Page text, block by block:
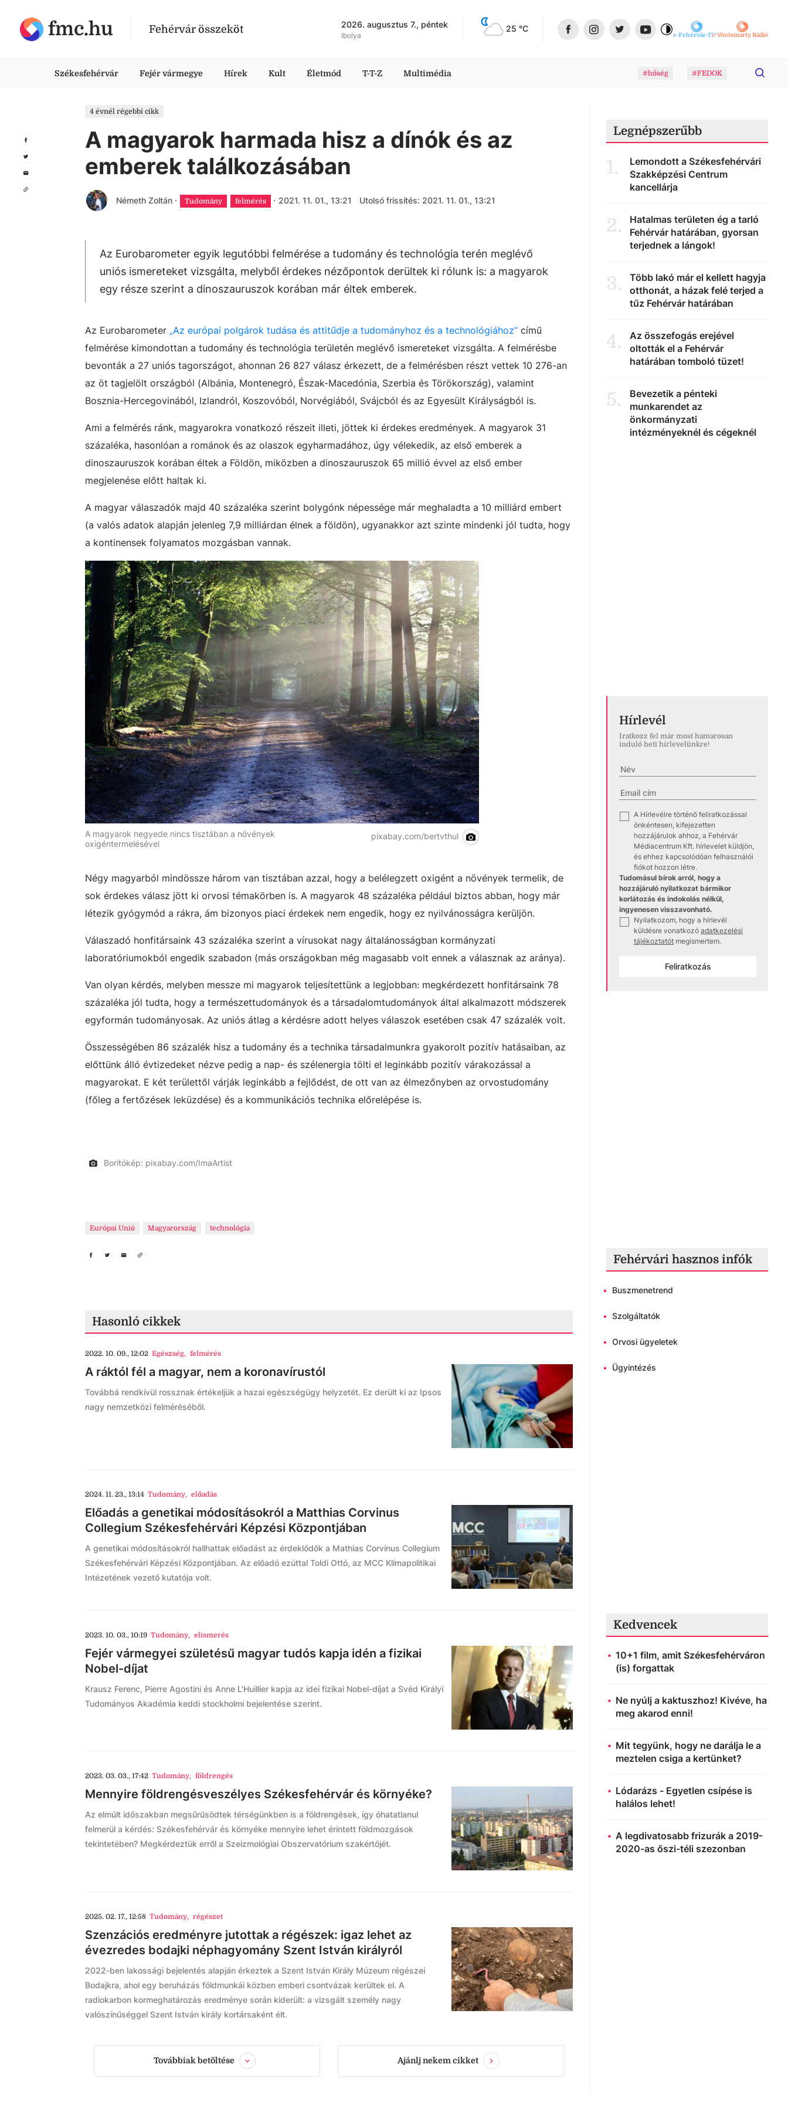
fmc.hu Fehérvár összeköt 2026. augusztus 7., péntek
Ibolya
25 °C
Fehérvár-TVVörösmarty Rádió
Székesfehérvár Fejér vármegye Hírek Kult Életmód T-T-Z Multimédia #hőség #FEDOK
4 évnél régebbi cikk
A magyarok harmada hisz a dínók és az
emberek találkozásában
Németh Zoltán · Tudomány felmérés · 2021. 11. 01., 13:21 Utolsó frissítés: 2021. 11. 01., 13:21
Az Eurobarometer egyik legutóbbi felmérése a tudomány és technológia terén meglévő
uniós ismereteket vizsgálta, melyből érdekes nézőpontok derültek ki rólunk is: a magyarok
egy része szerint a dinoszauruszok korában már éltek emberek.
Az Eurobarometer „Az európai polgárok tudása és attitűdje a tudományhoz és a technológiához” című
felmérése kimondottan a tudomány és technológia területén meglévő ismereteket vizsgálta. A felmérésbe
bevonták a 27 uniós tagországot, ahonnan 26 827 válasz érkezett, de a felmérésben részt vettek 10 276-an
az öt tagjelölt országból (Albánia, Montenegró, Észak-Macedónia, Szerbia és Törökország), valamint
Bosznia-Hercegovinából, Izlandról, Koszovóból, Norvégiából, Svájcból és az Egyesült Királyságból is.
Ami a felmérés ránk, magyarokra vonatkozó részeit illeti, jöttek ki érdekes eredmények. A magyarok 31
százaléka, hasonlóan a románok és az olaszok egyharmadához, úgy vélekedik, az első emberek a
dinoszauruszok korában éltek a Földön, miközben a dinoszauruszok 65 millió évvel az első ember
megjelenése előtt haltak ki.
A magyar válaszadók majd 40 százaléka szerint bolygónk népessége már meghaladta a 10 milliárd embert
(a valós adatok alapján jelenleg 7,9 milliárdan élnek a földön), ugyanakkor azt szinte mindenki jól tudta, hogy
a kontinensek folyamatos mozgásban vannak.
A magyarok negyede nincs tisztában a növények
oxigéntermelésével
pixabay.com/bertvthul
Négy magyarból mindössze három van tisztában azzal, hogy a belélegzett oxigént a növények termelik, de
sok érdekes válasz jött ki orvosi témakörben is. A magyarok 48 százaléka például biztos abban, hogy már
létezik gyógymód a rákra, ám bizonyos piaci érdekek nem engedik, hogy ez nyilvánosságra kerüljön.
Válaszadó honfitársaink 43 százaléka szerint a vírusokat nagy általánosságban kormányzati
laboratóriumokból engedik szabadon (más országokban még magasabb volt ennek a válasznak az aránya).
Van olyan kérdés, melyben messze mi magyarok teljesítettünk a legjobban: megkérdezett honfitársaink 78
százaléka jól tudta, hogy a természettudományok és a társadalomtudományok által alkalmazott módszerek
egyformán tudományosak. Az uniós átlag a kérdésre adott helyes válaszok esetében csak 47 százalék volt.
Összességében 86 százalék hisz a tudomány és a technika társadalmunkra gyakorolt pozitív hatásaiban, az
előttünk álló évtizedeket nézve pedig a nap- és szélenergia tölti el leginkább pozitív várakozással a
magyarokat. E két területtől várják leginkább a fejlődést, de ott van az élmezőnyben az orvostudomány
(főleg a fertőzések leküzdése) és a kommunikációs technika előrelépése is.
Borítókép: pixabay.com/ImaArtist
Európai Unió Magyarország technológia
Hasonló cikkek
2022. 10. 09., 12:02 Egészség, felmérés
A ráktól fél a magyar, nem a koronavírustól
Továbbá rendkívül rossznak értékeljük a hazai egészségügy helyzetét. Ez derült ki az Ipsos
nagy nemzetközi felméréséből.
2024. 11. 23., 13:14 Tudomány, előadás
Előadás a genetikai módosításokról a Matthias Corvinus
Collegium Székesfehérvári Képzési Központjában
A genetikai módosításokról hallhattak előadást az érdeklődők a Mathias Corvinus Collegium
Székesfehérvári Képzési Központjában. Az előadó ezúttal Toldi Ottó, az MCC Klímapolitikai
Intézetének vezető kutatója volt.
2023. 10. 03., 10:19 Tudomány, elismerés
Fejér vármegyei születésű magyar tudós kapja idén a fizikai
Nobel-díjat
Krausz Ferenc, Pierre Agostini és Anne L'Huillier kapja az idei fizikai Nobel-díjat a Svéd Királyi
Tudományos Akadémia keddi stockholmi bejelentése szerint.
2023. 03. 03., 17:42 Tudomány, földrengés
Mennyire földrengésveszélyes Székesfehérvár és környéke?
Az elmúlt időszakban megsűrűsödtek térségünkben is a földrengések, így óhatatlanul
felmerül a kérdés: Székesfehérvár és környéke mennyire lehet érintett földmozgások
tekintetében? Megkérdeztük erről a Szeizmológiai Obszervatórium szakértőjét.
2025. 02. 17., 12:58 Tudomány, régészet
Szenzációs eredményre jutottak a régészek: igaz lehet az
évezredes bodajki néphagyomány Szent István királyról
2022-ben lakossági bejelentés alapján érkeztek a Szent István Király Múzeum régészei
Bodajkra, ahol egy beruházás földmunkái közben emberi csontvázak kerültek el. A
radiokarbon kormeghatározás eredménye során kiderült: a vizsgált személy nagy
valószínűséggel Szent István király kortársaként élt.
Továbbiak betöltése Ajánlj nekem cikket
Legnépszerűbb
1.
Lemondott a Székesfehérvári
Szakképzési Centrum
kancellárja
2.
Hatalmas területen ég a tarló
Fehérvár határában, gyorsan
terjednek a lángok!
3.
Több lakó már el kellett hagyja
otthonát, a házak felé terjed a
tűz Fehérvár határában
4.
Az összefogás erejével
oltották el a Fehérvár
határában tomboló tüzet!
5.
Bevezetik a pénteki
munkarendet az
önkormányzati
intézményeknél és cégeknél
Hírlevél
Iratkozz fel már most hamarosan
induló heti hírlevelünkre!
✓
A Hírlevélre történő feliratkozással
önkéntesen, kifejezetten
hozzájárulok ahhoz, a Fehérvár
Médiacentrum Kft. hírlevelet küldjön,
és ehhez kapcsolódóan felhasználói
fiókot hozzon létre.
Tudomásul bírok arról, hogy a
hozzájáruló nyilatkozat bármikor
korlátozás és indokolás nélkül,
ingyenesen visszavonható.
✓
Nyilatkozom, hogy a hírlevél
küldésre vonatkozó adatkezelési
tájékoztatót megismertem.
Feliratkozás
Fehérvári hasznos infók
• Buszmenetrend
• Szolgáltatók
• Orvosi ügyeletek
• Ügyintézés
Kedvencek
10+1 film, amit Székesfehérváron
(is) forgattak
Ne nyúlj a kaktuszhoz! Kivéve, ha
meg akarod enni!
Mit tegyünk, hogy ne darálja le a
meztelen csiga a kertünket?
Lódarázs - Egyetlen csípése is
halálos lehet!
A legdivatosabb frizurák a 2019-
2020-as őszi-téli szezonban